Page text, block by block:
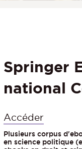
Springer
national
Accéder
Plusieurs corpus
en science politique